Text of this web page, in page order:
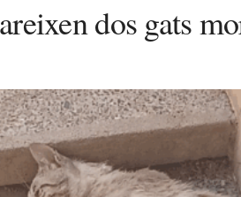
dos gats